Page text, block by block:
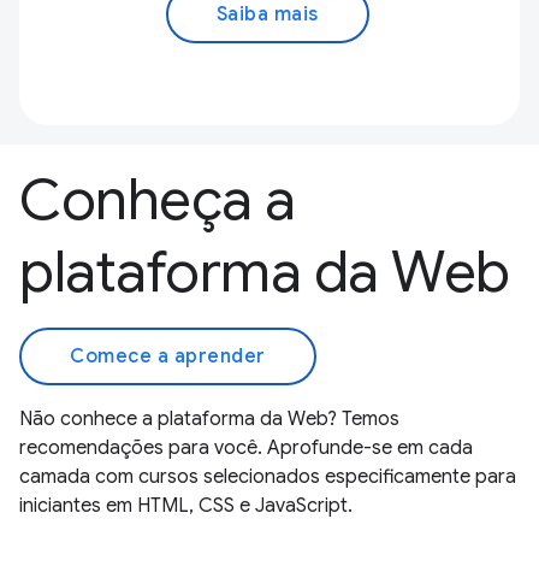
Saiba mais
Conheça a
plataforma da Web
Comece a aprender
Não conhece a plataforma da Web? Temos
recomendações para você. Aprofunde-se em cada
camada com cursos selecionados especificamente para
iniciantes em HTML, CSS e JavaScript.